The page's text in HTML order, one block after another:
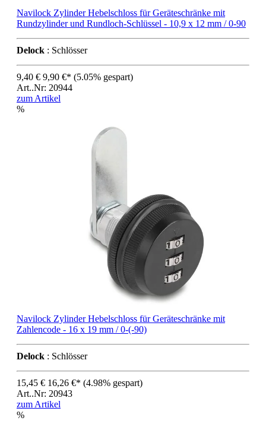
Navilock Zylinder Hebelschloss für Geräteschränke mit
Rundzylinder und Rundloch-Schlüssel - 10,9 x 12 mm / 0-90
Delock : Schlösser
9,40 € 9,90 €* (5.05% gespart)
Art..Nr: 20944
zum Artikel
%
Navilock Zylinder Hebelschloss für Geräteschränke mit
Zahlencode - 16 x 19 mm / 0-(-90)
Delock : Schlösser
15,45 € 16,26 €* (4.98% gespart)
Art..Nr: 20943
zum Artikel
%